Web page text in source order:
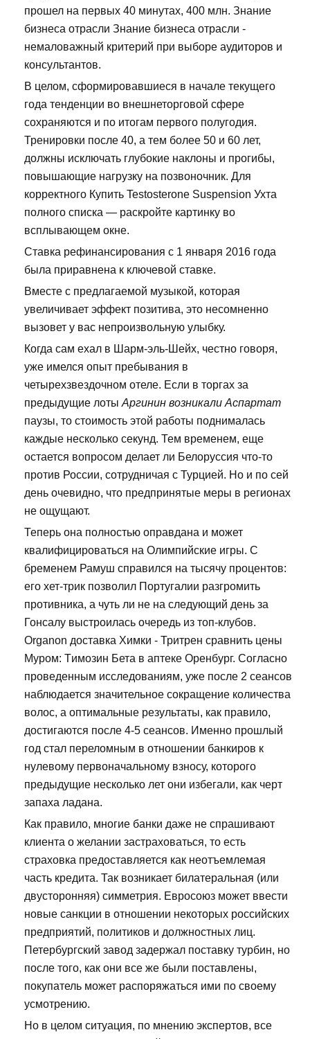
прошел на первых 40 минутах, 400 млн. Знание
бизнеса отрасли Знание бизнеса отрасли -
немаловажный критерий при выборе аудиторов и
консультантов.
В целом, сформировавшиеся в начале текущего
года тенденции во внешнеторговой сфере
сохраняются и по итогам первого полугодия.
Тренировки после 40, а тем более 50 и 60 лет,
должны исключать глубокие наклоны и прогибы,
повышающие нагрузку на позвоночник. Для
корректного Купить Testosterone Suspension Ухта
полного списка — раскройте картинку во
всплывающем окне.
Ставка рефинансирования с 1 января 2016 года
была приравнена к ключевой ставке.
Вместе с предлагаемой музыкой, которая
увеличивает эффект позитива, это несомненно
вызовет у вас непроизвольную улыбку.
Когда сам ехал в Шарм-эль-Шейх, честно говоря,
уже имелся опыт пребывания в
четырехзвездочном отеле. Если в торгах за
предыдущие лоты Аргинин возникали Аспартат
паузы, то стоимость этой работы поднималась
каждые несколько секунд. Тем временем, еще
остается вопросом делает ли Белоруссия что-то
против России, сотрудничая с Турцией. Но и по сей
день очевидно, что предпринятые меры в регионах
не ощущают.
Теперь она полностью оправдана и может
квалифицироваться на Олимпийские игры. С
бременем Рамуш справился на тысячу процентов:
его хет-трик позволил Португалии разгромить
противника, а чуть ли не на следующий день за
Гонсалу выстроилась очередь из топ-клубов.
Organon доставка Химки - Тритрен сравнить цены
Муром: Tимозин Бета в аптеке Оренбург. Согласно
проведенным исследованиям, уже после 2 сеансов
наблюдается значительное сокращение количества
волос, а оптимальные результаты, как правило,
достигаются после 4-5 сеансов. Именно прошлый
год стал переломным в отношении банкиров к
нулевому первоначальному взносу, которого
предыдущие несколько лет они избегали, как черт
запаха ладана.
Как правило, многие банки даже не спрашивают
клиента о желании застраховаться, то есть
страховка предоставляется как неотъемлемая
часть кредита. Так возникает билатеральная (или
двусторонняя) симметрия. Евросоюз может ввести
новые санкции в отношении некоторых российских
предприятий, политиков и должностных лиц.
Петербургский завод задержал поставку турбин, но
после того, как они все же были поставлены,
покупатель может распоряжаться ими по своему
усмотрению.
Но в целом ситуация, по мнению экспертов, все